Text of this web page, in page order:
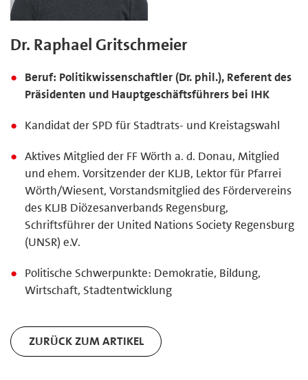
Dr. Raphael Gritschmeier
Beruf: Politikwissenschaftler (Dr. phil.), Referent des
Präsidenten und Hauptgeschäftsführers bei IHK
Kandidat der SPD für Stadtrats- und Kreistagswahl
Aktives Mitglied der FF Wörth a. d. Donau, Mitglied
und ehem. Vorsitzender der KLJB, Lektor für Pfarrei
Wörth/Wiesent, Vorstandsmitglied des Fördervereins
des KLJB Diözesanverbands Regensburg,
Schriftsführer der United Nations Society Regensburg
(UNSR) e.V.
Politische Schwerpunkte: Demokratie, Bildung,
Wirtschaft, Stadtentwicklung
ZURÜCK ZUM ARTIKEL